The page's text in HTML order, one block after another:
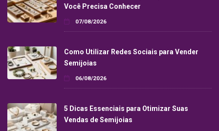
Você Precisa Conhecer
07/08/2026
Como Utilizar Redes Sociais para Vender
Semijoias
06/08/2026
5 Dicas Essenciais para Otimizar Suas
Vendas de Semijoias